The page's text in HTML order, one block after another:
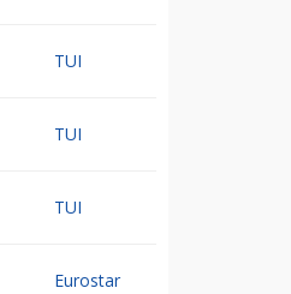
TUI
TUI
TUI
Eurostar